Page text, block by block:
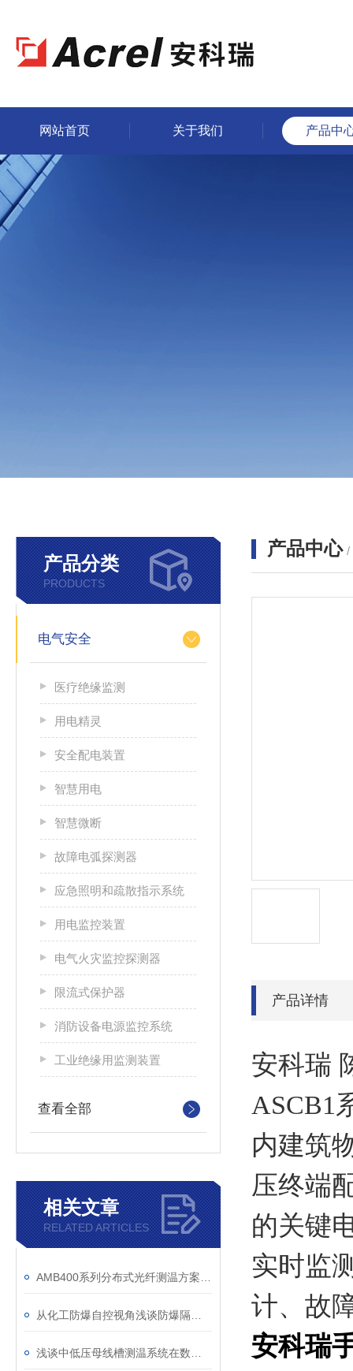
网站首页 关于我们 产品中
产品分类
PRODUCTS
电气安全
医疗绝缘监测
用电精灵
安全配电装置
智慧用电
智慧微断
故障电弧探测器
应急照明和疏散指示系统
用电监控装置
电气火灾监控探测器
限流式保护器
消防设备电源监控系统
工业绝缘用监测装置
查看全部
相关文章
RELATED ARTICLES
产品中心 /
产品详情
安科瑞
ASCB1
内建筑
压终端
的关键
实时监
计、故
安科瑞